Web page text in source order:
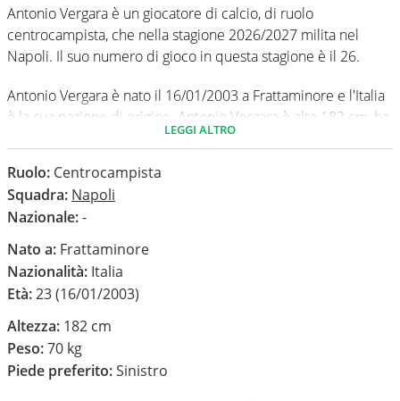
Antonio Vergara è un giocatore di calcio, di ruolo
centrocampista, che nella stagione 2026/2027 milita nel
Napoli. Il suo numero di gioco in questa stagione è il 26.
Antonio Vergara è nato il 16/01/2003 a Frattaminore e l'Italia
è la sua nazione di origine. Antonio Vergara è alto 182 cm, ha
un peso medio di 70 kg. Il suo piede di calcio in via
In questa stagione ha disputato nel campionato Serie A 0
partite e non ha segnato nessun gol.
LEGGI ALTRO
Ruolo: Centrocampista
Squadra: Napoli
Nazionale:-
Nato a: Frattaminore
Nazionalità: Italia
Età:23 (16/01/2003)
Altezza: 182 cm
Peso:70 kg
Piede preferito:Sinistro